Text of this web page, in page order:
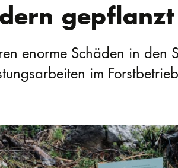
gepflanzt
enorme Schäden in
im